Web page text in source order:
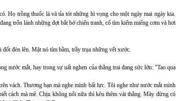
Họ trồng thuốc lá và tỉa tót những hi vọng cho một ngày mai ngày kia.
trốn lánh những đợt bắt bớ chiến tranh, cố tìm kiếm miếng cơm và hơi
đèn lên. Mặt nó tím bầm, trầy trụa những vết xước.
nước mắt, hay trong sự uất nghẹn của thằng trai đang sức lớn: "Tao qua
vách. Thương bạn mà nghe mình bất lực. Tôi nghe như nước mắt mình
cách mà mê. Chịu không nổi nữa thì kêu thêm vài thằng. Mày đừng có